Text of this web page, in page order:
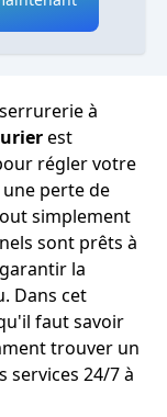
à
est
régler votre
perte de
simplement
sont prêts à
la
Dans cet
faut savoir
trouver un
24/7 à